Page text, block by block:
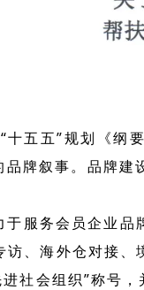
五五”规划《纲
牌叙事。品牌
服务会员企业
、海外仓对接
社会组织”称号